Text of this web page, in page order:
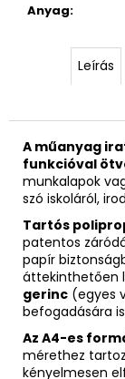
Anyag:
Leírás
A műanyag
funkcióval
munkalapok
szó iskoláról,
Tartós
patentos
papír
áttekinthetően
gerinc (egyes
befogadására
Az A4-es
mérethez
kényelmesen